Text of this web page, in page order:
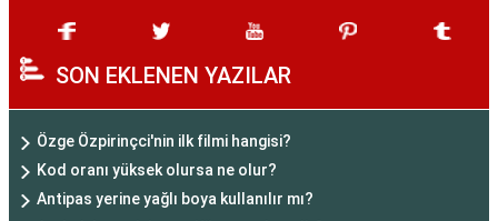
SON EKLENEN YAZILAR
Özge Özpirinçci'nin ilk filmi hangisi?
Kod oranı yüksek olursa ne olur?
Antipas yerine yağlı boya kullanılır mı?